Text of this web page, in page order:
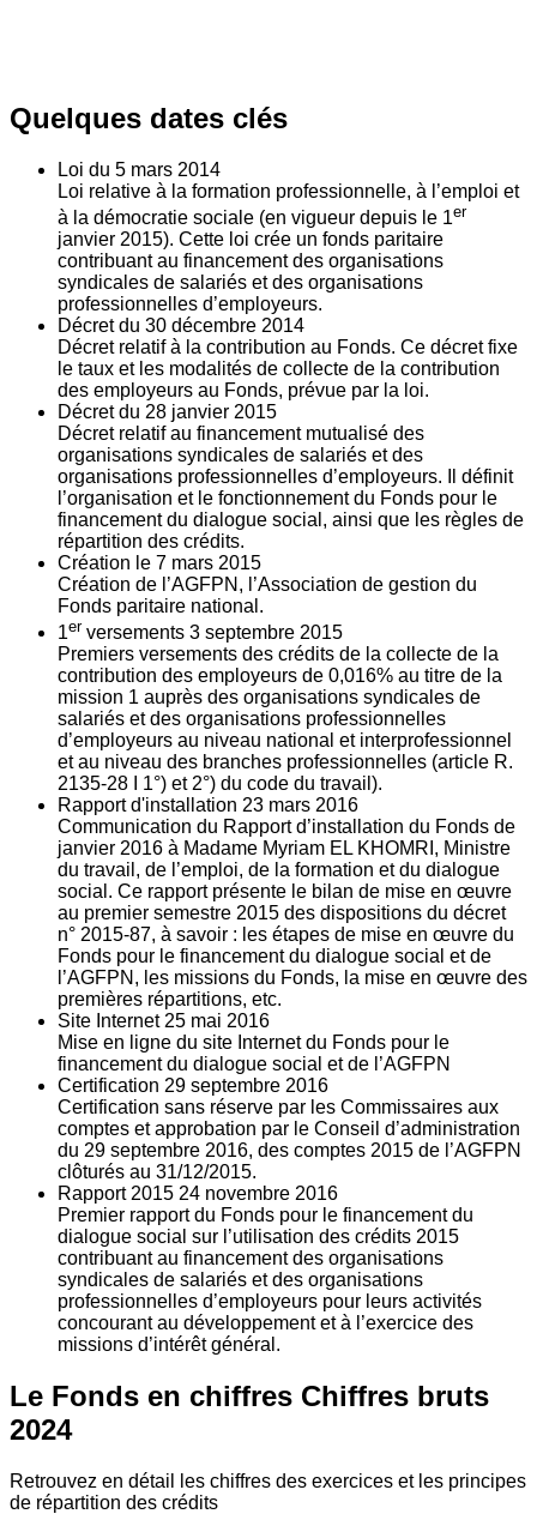
Quelques dates clés
Loi du 5 mars 2014
Loi relative à la formation professionnelle, à l’emploi et
à la démocratie sociale (en vigueur depuis le 1er
janvier 2015). Cette loi crée un fonds paritaire
contribuant au financement des organisations
syndicales de salariés et des organisations
professionnelles d’employeurs.
Décret du 30 décembre 2014
Décret relatif à la contribution au Fonds. Ce décret fixe
le taux et les modalités de collecte de la contribution
des employeurs au Fonds, prévue par la loi.
Décret du 28 janvier 2015
Décret relatif au financement mutualisé des
organisations syndicales de salariés et des
organisations professionnelles d’employeurs. Il définit
l’organisation et le fonctionnement du Fonds pour le
financement du dialogue social, ainsi que les règles de
répartition des crédits.
Création le 7 mars 2015
Création de l’AGFPN, l’Association de gestion du
Fonds paritaire national.
1er versements 3 septembre 2015
Premiers versements des crédits de la collecte de la
contribution des employeurs de 0,016% au titre de la
mission 1 auprès des organisations syndicales de
salariés et des organisations professionnelles
d’employeurs au niveau national et interprofessionnel
et au niveau des branches professionnelles (article R.
2135‐28 I 1°) et 2°) du code du travail).
Rapport d'installation 23 mars 2016
Communication du Rapport d’installation du Fonds de
janvier 2016 à Madame Myriam EL KHOMRI, Ministre
du travail, de l’emploi, de la formation et du dialogue
social. Ce rapport présente le bilan de mise en œuvre
au premier semestre 2015 des dispositions du décret
n° 2015-87, à savoir : les étapes de mise en œuvre du
Fonds pour le financement du dialogue social et de
l’AGFPN, les missions du Fonds, la mise en œuvre des
premières répartitions, etc.
Site Internet 25 mai 2016
Mise en ligne du site Internet du Fonds pour le
financement du dialogue social et de l’AGFPN
Certification 29 septembre 2016
Certification sans réserve par les Commissaires aux
comptes et approbation par le Conseil d’administration
du 29 septembre 2016, des comptes 2015 de l’AGFPN
clôturés au 31/12/2015.
Rapport 2015 24 novembre 2016
Premier rapport du Fonds pour le financement du
dialogue social sur l’utilisation des crédits 2015
contribuant au financement des organisations
syndicales de salariés et des organisations
professionnelles d’employeurs pour leurs activités
concourant au développement et à l’exercice des
missions d’intérêt général.
Le Fonds en chiffres Chiffres bruts
2024
Retrouvez en détail les chiffres des exercices et les principes
de répartition des crédits